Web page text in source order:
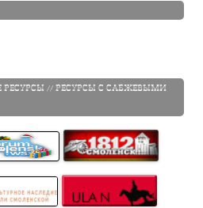
// РЕСУРСЫ С САБЖЕВЫМИ